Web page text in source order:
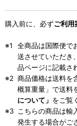
購入前に、必ずご利用
全商品は国際便で
送させていただき
品ページに記載さ
商品価格は送料を
概算重量」で送料
について」 をご覧
こちらの商品は輸
発生する場合がご